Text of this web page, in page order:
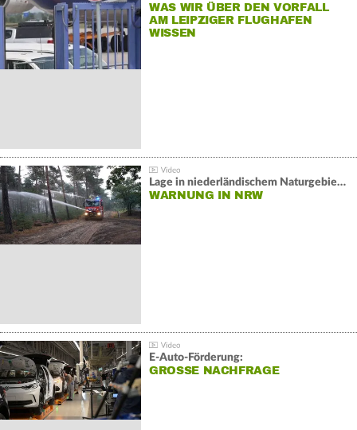
WAS WIR ÜBER DEN VORFALL
AM LEIPZIGER FLUGHAFEN
WISSEN
Lage in niederländischem Naturgebiet stabil
WARNUNG IN NRW
E-Auto-Förderung:
GROSSE NACHFRAGE